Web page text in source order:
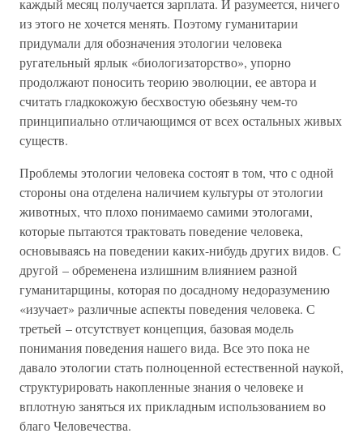
каждый месяц получается зарплата. И разумеется, ничего
из этого не хочется менять. Поэтому гуманитарии
придумали для обозначения этологии человека
ругательный ярлык «биологизаторство», упорно
продолжают поносить теорию эволюции, ее автора и
считать гладкокожую бесхвостую обезьяну чем-то
принципиально отличающимся от всех остальных живых
существ.
Проблемы этологии человека состоят в том, что с одной
стороны она отделена наличием культуры от этологии
животных, что плохо понимаемо самими этологами,
которые пытаются трактовать поведение человека,
основываясь на поведении каких-нибудь других видов. С
другой – обременена излишним влиянием разной
гуманитарщины, которая по досадному недоразумению
«изучает» различные аспекты поведения человека. С
третьей – отсутствует концепция, базовая модель
понимания поведения нашего вида. Все это пока не
давало этологии стать полноценной естественной наукой,
структурировать накопленные знания о человеке и
вплотную заняться их прикладным использованием во
благо Человечества.